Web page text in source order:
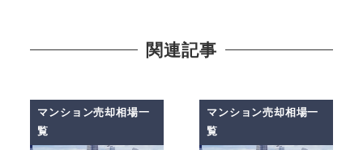
関連記事
マンション売却相場一
覧
マンション売却相場一
覧